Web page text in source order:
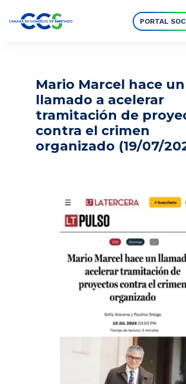
PORTAL
Nuestra Institución
Pilares Estratégicos
Noticias y Estudios
Unidades de Servicios
Mario Marcel hace un
llamado a acelerar
tramitación de
contra el crimen
organizado (19/07/